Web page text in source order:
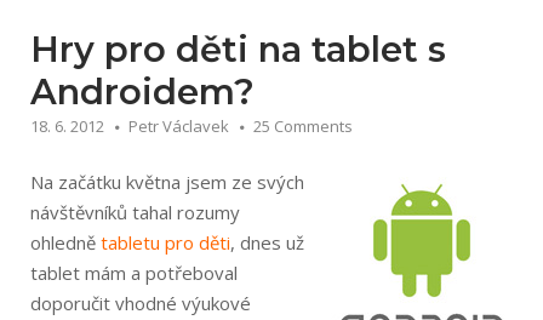
Hry pro děti na tablet s
Androidem?
18. 6. 2012 Petr Václavek 25 Comments
Na začátku května jsem ze svých
návštěvníků tahal rozumy
ohledně tabletu pro děti, dnes už
tablet mám a potřeboval
doporučit vhodné výukové